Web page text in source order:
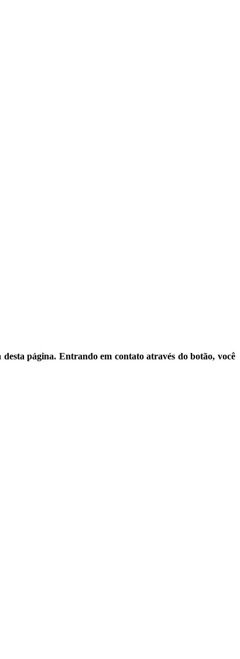
página. Entrando em contato através do botão, você